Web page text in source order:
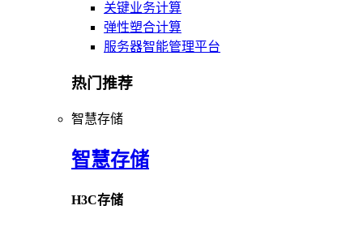
关键业务计算
弹性塑合计算
服务器智能管理平台
热门推荐
智慧存储
智慧存储
H3C存储